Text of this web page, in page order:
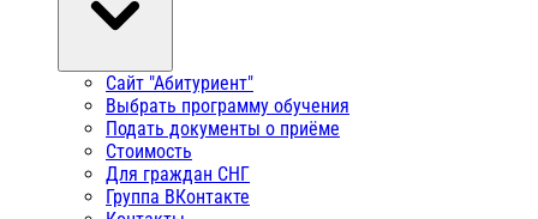
Сайт "Абитуриент"
Выбрать программу обучения
Подать документы о приёме
Стоимость
Для граждан СНГ
Группа ВКонтакте